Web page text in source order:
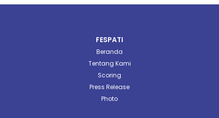
FESPATI
Beranda
Tentang Kami
Scoring
Press Release
Photo